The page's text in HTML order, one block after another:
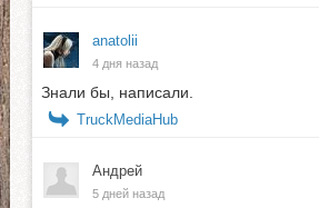
anatolii
4 дня назад
Знали бы, написали.
TruckMediaHub
Андрей
5 дней назад